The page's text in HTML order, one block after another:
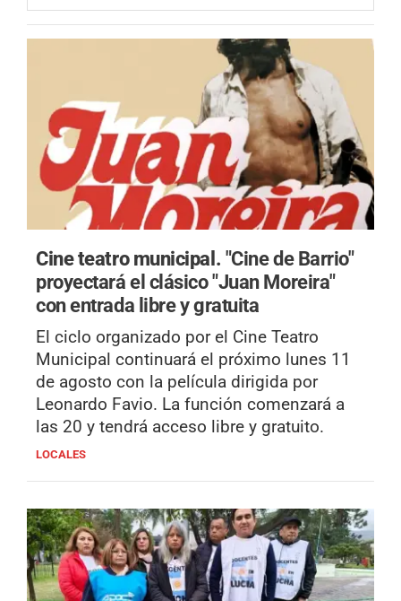
Cine teatro municipal. "Cine de Barrio"
proyectará el clásico "Juan Moreira"
con entrada libre y gratuita
El ciclo organizado por el Cine Teatro
Municipal continuará el próximo lunes 11
de agosto con la película dirigida por
Leonardo Favio. La función comenzará a
las 20 y tendrá acceso libre y gratuito.
LOCALES